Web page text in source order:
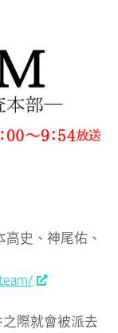
史、神尾佑、
際就會被派去